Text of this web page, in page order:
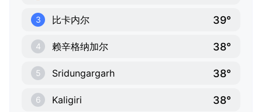
3 比卡内尔 39°
4 赖辛格纳加尔 38°
5 Sridungargarh 38°
6 Kaligiri 38°